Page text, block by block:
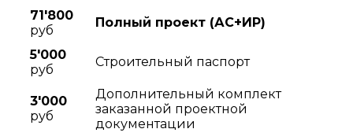
71'800
руб
Полный проект (АC+ИР)
5'000
руб
Строительный паспорт
3'000
руб
Дополнительный комплект
заказанной проектной
документации